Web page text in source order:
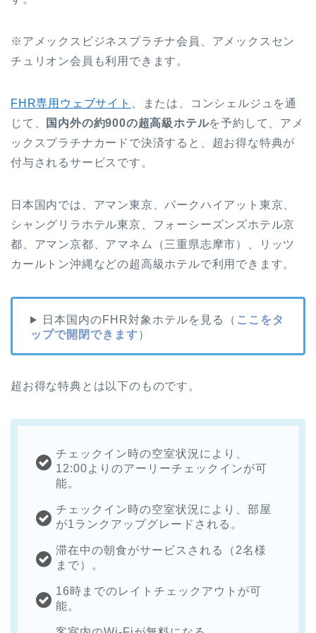
※アメックスビジネスプラチナ会員、アメックスセン
チュリオン会員も利用できます。
FHR専用ウェブサイト
、または、コンシェルジュを通
じて、
国内外の約900の超高級ホテルを予約して、アメ
ックスプラチナカードで決済すると、超お得な特典が
付与されるサービスです。
日本国内では、アマン東京、パークハイアット東京、
シャングリラホテル東京、フォーシーズンズホテル京
都、アマン京都、アマネム（三重県志摩市）、リッツ
カールトン沖縄などの超高級ホテルで利用できます。
日本国内のFHR対象ホテルを見る（ ここをタ
ップで開閉できます）
超お得な特典とは以下のものです。
チェックイン時の空室状況により、
12:00よりのアーリーチェックインが可
能。
チェックイン時の空室状況により、部屋
が1ランクアップグレードされる。
滞在中の朝食がサービスされる（2名様
まで）。
16時までのレイトチェックアウトが可
能。